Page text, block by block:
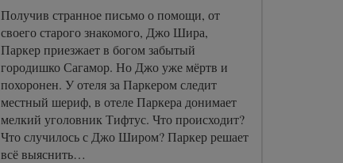
Получив странное письмо о помощи, от
своего старого знакомого, Джо Шира,
Паркер приезжает в богом забытый
городишко Сагамор. Но Джо уже мёртв и
похоронен. У отеля за Паркером следит
местный шериф, в отеле Паркера донимает
мелкий уголовник Тифтус. Что происходит?
Что случилось с Джо Широм? Паркер решает
всё выяснить…